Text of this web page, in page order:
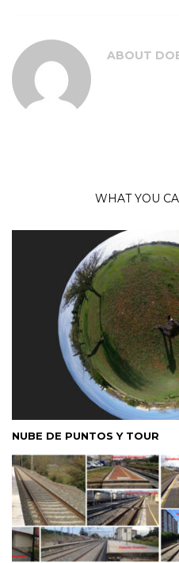
ABOUT
WHAT YOU
NUBE DE PUNTOS Y TOUR